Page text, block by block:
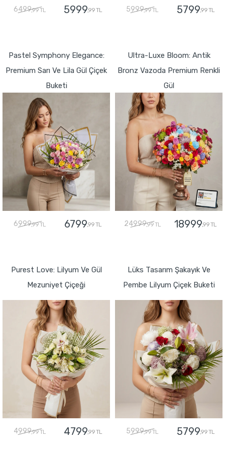
6499,99 TL 5999,99 TL 5999,99 TL 5799,99 TL
Pastel Symphony Elegance:
Premium Sarı Ve Lila Gül Çiçek
Buketi
6999,99 TL 6799,99 TL
Ultra-Luxe Bloom: Antik
Bronz Vazoda Premium Renkli
Gül
24999,99 TL 18999,99 TL
Purest Love: Lilyum Ve Gül
Mezuniyet Çiçeği
4999,99 TL 4799,99 TL
Lüks Tasarım Şakayık Ve
Pembe Lilyum Çiçek Buketi
5999,99 TL 5799,99 TL